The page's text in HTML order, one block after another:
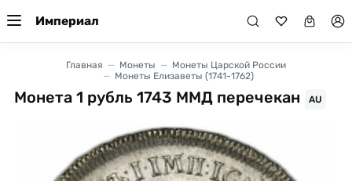
Империал
Главная Монеты
Монеты Царской России
Монеты Елизаветы (1741-1762)
Монета 1 рубль 1743 ММД перечекан AU